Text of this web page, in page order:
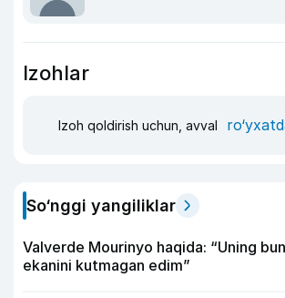
Izohlar
Izoh qoldirish uchun, avval
So‘nggi yangiliklar
Valverde Mourinyo haqida: “Uning
ekanini kutmagan edim”